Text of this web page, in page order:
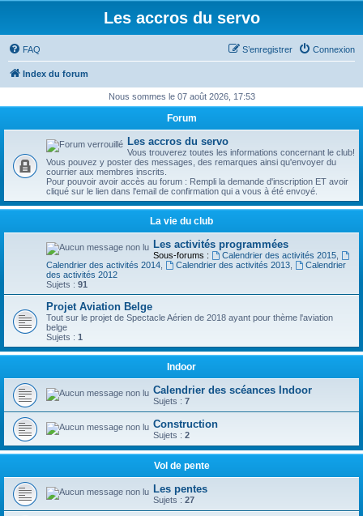
Les accros du servo
FAQ Connexion
S’enregistrer
Index du forum
Nous sommes le 07 août 2026, 17:53
Forum
Les accros du servo
Vous trouverez toutes les informations concernant le club!
Vous pouvez y poster des messages, des remarques ainsi qu'envoyer du
courrier aux membres inscrits.
Pour pouvoir avoir accès au forum : Rempli la demande d'inscription ET avoir
cliqué sur le lien dans l'email de confirmation qui a vous à été envoyé.
La vie du club
Les activités programmées
Sous-forums : Calendrier des activités 2015,
Calendrier des activités 2014
Calendrier des activités 2013,
Calendrier
des activités 2012
Sujets : 91
Projet Aviation Belge
Tout sur le projet de Spectacle Aérien de 2018 ayant pour thème l'aviation
belge
Sujets : 1
Indoor
Calendrier des scéances Indoor
Sujets : 7
Construction
Sujets : 2
Vol de pente
Les pentes
Sujets : 27